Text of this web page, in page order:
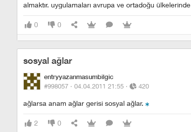
almaktır. uygulamaları avrupa ve ortadoğu
0 0
sosyal ağlar
entryyazanmasumbilgic
#998057 · 04.04.2011 21:55 · 420
ağlarsa anam ağlar gerisi sosyal ağlar.
2 0